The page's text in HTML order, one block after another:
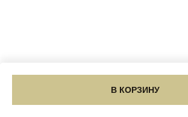
В КОРЗИНУ